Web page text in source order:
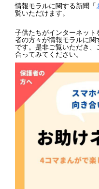
情報モラルに関する新聞「
覧いただけます。
子供たちがインターネッ
者の方々が情報モラルに
です。是非ご覧いただき
合ってみてください。